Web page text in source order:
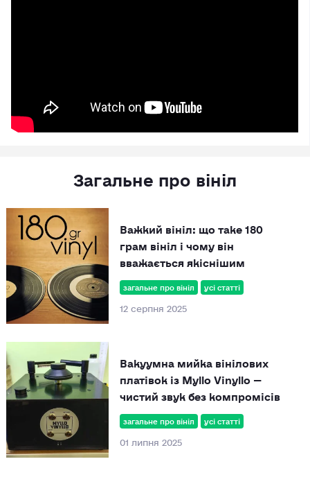
Загальне про вініл
загальне про вініл усі статті
12 серпня 2025
Важкий вініл: що таке 180
грам вініл і чому він
вважається якіснішим
загальне про вініл усі статті
01 липня 2025
Вакуумна мийка вінілових
платівок із Myllo Vinyllo —
чистий звук без компромісів